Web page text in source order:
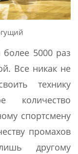
5000 раз
Все никак не
технику
количество
спортсмену
промахов
другому